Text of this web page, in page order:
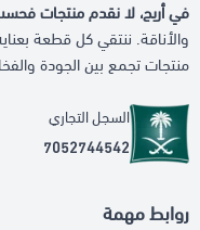
في أريج، لا نقدم منتجات
والأناقة. ننتقي كل قطعة
منتجات تجمع بين الجودة
السجل التجاري
7052744542
روابط مهمة